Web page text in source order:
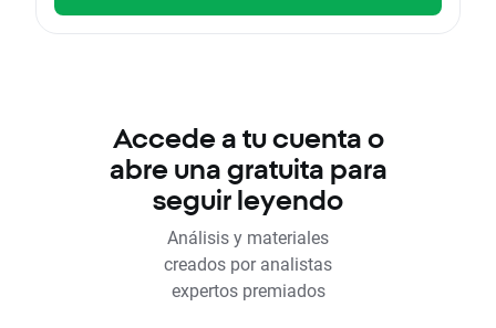
Accede a tu cuenta o
abre una gratuita para
seguir leyendo
Análisis y materiales
creados por analistas
expertos premiados